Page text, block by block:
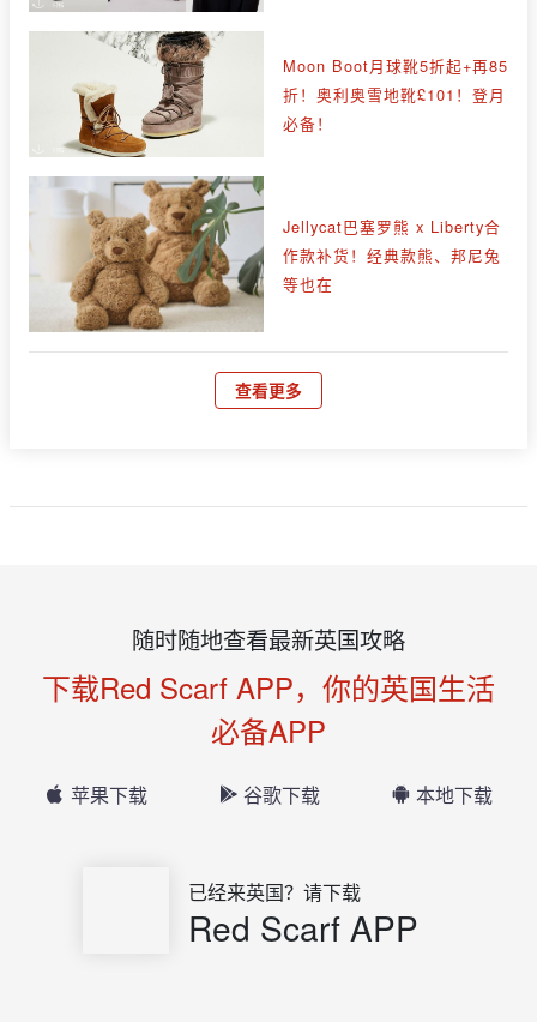
Moon Boot月球靴5折起+再85
折！奥利奥雪地靴£101！登月
必备！
Jellycat巴塞罗熊 x Liberty合
作款补货！经典款熊、邦尼兔
等也在
查看更多
随时随地查看最新英国攻略
下载Red Scarf APP，你的英国生活
必备APP
苹果下载 谷歌下载 本地下载
已经来英国？请下载
Red Scarf APP